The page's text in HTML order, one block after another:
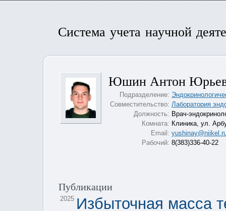
Система учета научной
Юшин Антон
Подразделение:
Совместительство: Лаборатория
Должность: Врач-
Комната: Клиника, ул.
Email:
Рабочий: 8(383)336-40-22
Публикации
2025 Избыточная масса